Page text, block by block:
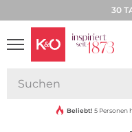
30
VIBES
Multi Pack
Beliebt! 5 Personen